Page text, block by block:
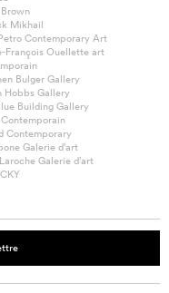
Mikhail
Contemporary Art
François Ouellette art
Bulger Gallery
Hobbs Gallery
Building Gallery
Contemporary
Galerie d’art
Galerie d’art